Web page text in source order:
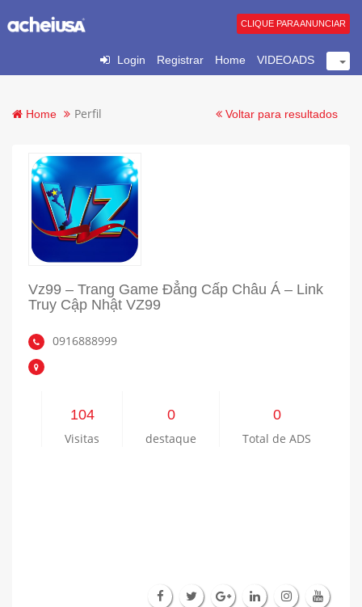
Login Registrar Home VIDEOADS
CLIQUE PARA ANUNCIAR
Home Perfil Voltar para resultados
Vz99 – Trang Game Đẳng Cấp Châu Á – Link
Truy Cập Nhật VZ99
0916888999
104
Visitas
0
destaque
0
Total de ADS